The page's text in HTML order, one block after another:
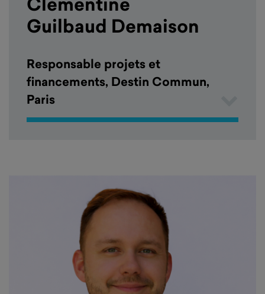
Guilbaud Demaison
Responsable projets et
financements, Destin Commun,
Paris